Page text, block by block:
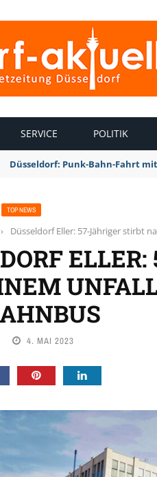
SERVICE POLITIK
Düsseldorf: Punk-Bahn-Fahrt
TOP NEWS
› Düsseldorf Eller: 57-Jähriger stirbt
4. MAI 2023